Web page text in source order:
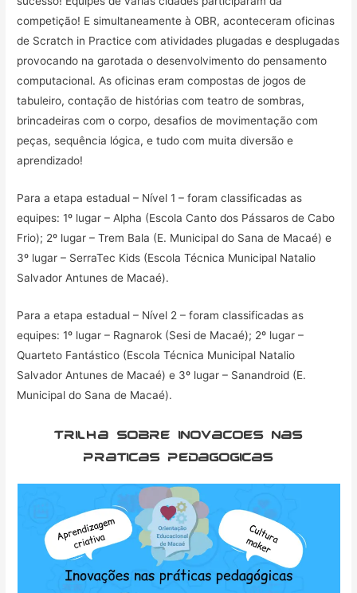
competição! E simultaneamente à OBR, aconteceram oficinas
de Scratch in Practice com atividades plugadas e desplugadas
provocando na garotada o desenvolvimento do pensamento
computacional. As oficinas eram compostas de jogos de
tabuleiro, contação de histórias com teatro de sombras,
brincadeiras com o corpo, desafios de movimentação com
peças, sequência lógica, e tudo com muita diversão e
aprendizado!
Para a etapa estadual – Nível 1 – foram classificadas as
equipes: 1º lugar – Alpha (Escola Canto dos Pássaros de Cabo
Frio); 2º lugar – Trem Bala (E. Municipal do Sana de Macaé) e
3º lugar – SerraTec Kids (Escola Técnica Municipal Natalio
Salvador Antunes de Macaé).
Para a etapa estadual – Nível 2 – foram classificadas as
equipes: 1º lugar – Ragnarok (Sesi de Macaé); 2º lugar –
Quarteto Fantástico (Escola Técnica Municipal Natalio
Salvador Antunes de Macaé) e 3º lugar – Sanandroid (E.
Municipal do Sana de Macaé).
Trilha sobre inovacoes nas
praticas pedagogicas